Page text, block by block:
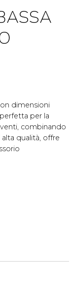
dimensioni
per la
combinando
qualità, offre